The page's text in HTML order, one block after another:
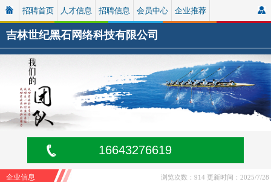
招聘首页 人才信息 招聘信息 会员中心 企业推荐
吉林世纪黑石网络科技有限公司
16643276619
更新时间：2025/7/28
浏览次数：914
企业信息